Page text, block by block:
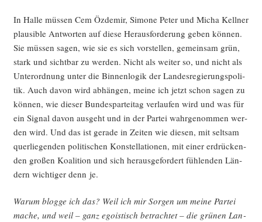
In Hal­le müs­sen Cem Özd­emir, Simo­ne Peter und Micha Kell­ner
plau­si­ble Ant­wor­ten auf die­se Her­aus­for­de­rung geben kön­nen.
Sie müs­sen sagen, wie sie es sich vor­stel­len, gemein­sam grün,
stark und sicht­bar zu wer­den. Nicht als wei­ter so, und nicht als
Unter­ord­nung unter die Bin­nen­lo­gik der Lan­des­re­gie­rungs­po­li­
tik. Auch davon wird abhän­gen, mei­ne ich jetzt schon sagen zu
kön­nen, wie die­ser Bun­des­par­tei­tag ver­lau­fen wird und was für
ein Signal davon aus­geht und in der Par­tei wahr­ge­nom­men wer­
den wird. Und das ist gera­de in Zei­ten wie die­sen, mit selt­sam
quer­lie­gen­den poli­ti­schen Kon­stel­la­tio­nen, mit einer erdrü­cken­
den gro­ßen Koali­ti­on und sich her­aus­ge­for­dert füh­len­den Län­
dern wich­ti­ger denn je.
War­um blog­ge ich das? Weil ich mir Sor­gen um mei­ne Par­tei
mache, und weil – ganz ego­is­tisch betrach­tet – die grü­nen Lan­